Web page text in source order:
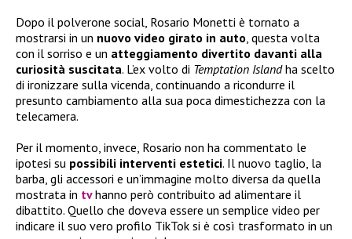
Dopo il polverone social, Rosario Monetti è tornato a
mostrarsi in un nuovo video girato in auto, questa volta
con il sorriso e un atteggiamento divertito davanti alla
curiosità suscitata. L’ex volto di Temptation Islandha scelto
di ironizzare sulla vicenda, continuando a ricondurre il
presunto cambiamento alla sua poca dimestichezza con la
telecamera.
Per il momento, invece, Rosario non ha commentato le
ipotesi su possibili interventi estetici. Il nuovo taglio, la
barba, gli accessori e un’immagine molto diversa da quella
mostrata in tvhanno però contribuito ad alimentare il
dibattito. Quello che doveva essere un semplice video per
indicare il suo vero profilo TikTok si è così trasformato in un